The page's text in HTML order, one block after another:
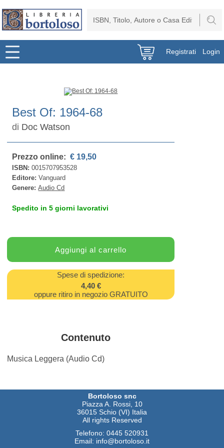
Registrati Login
Best Of: 1964-68
di Doc Watson
Prezzo online: € 19,50
ISBN:0015707953528
Editore:Vanguard
Genere:Audio Cd
Spedito in 5 giorni lavorativi
Spese di spedizione:
4,40 €
oppure ritiro in negozio GRATUITO
Contenuto
Musica Leggera (Audio Cd)
Bortoloso snc
Piazza A. Rossi, 10
36015 Schio (VI) Italia
All rights Reserved
Telefono: 0445 520931
Email: info@bortoloso.it